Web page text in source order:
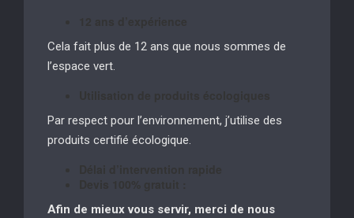
Cela fait plus de 12 ans que nous sommes de
l’espace vert.
Par respect pour l’environnement, j’utilise des
produits certifié écologique.
Afin de mieux vous servir, merci de nous